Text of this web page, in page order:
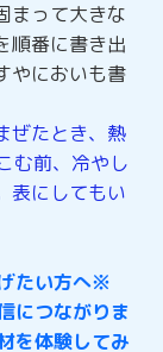
まって大きな
順番に書き出
やにおいも書
ぜたとき、熱
む前、冷やし
表にしてもい
たい方へ※
につながりま
を体験してみ